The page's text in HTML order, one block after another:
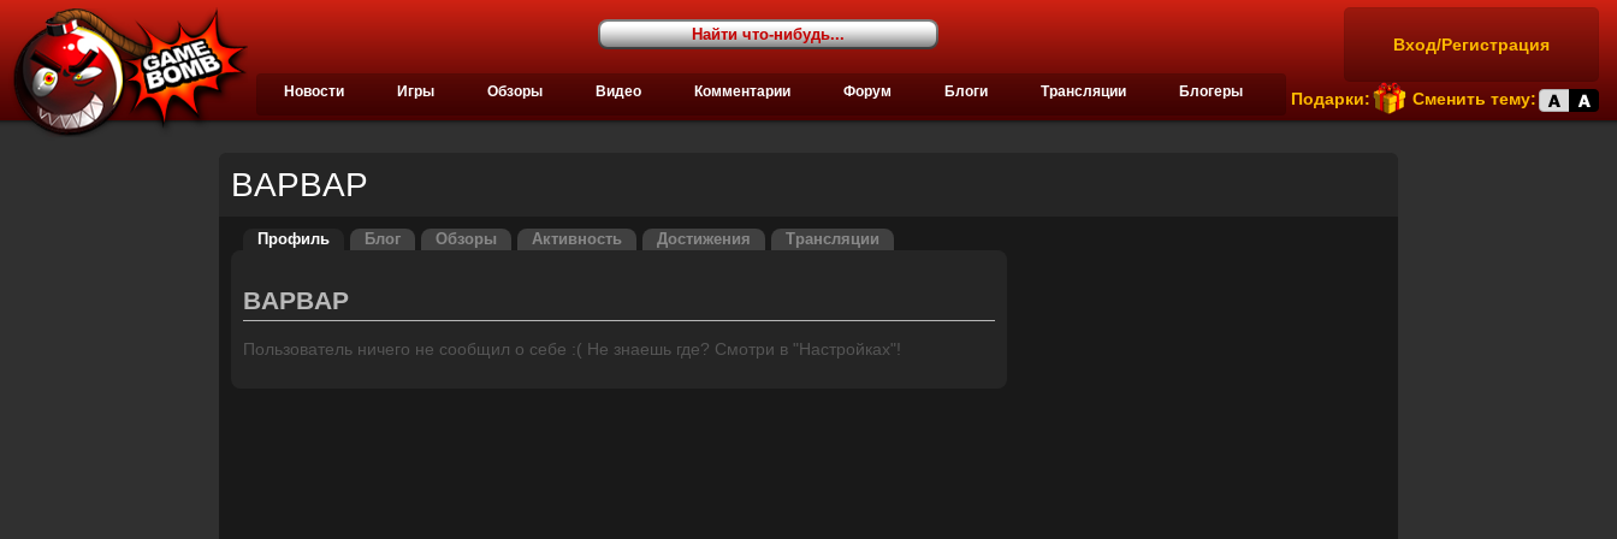
Вход/Регистрация
Подарки: Сменить тему:
Новости Игры Обзоры Видео Комментарии Форум Блоги Трансляции Блогеры
BAPBAP
Профиль Блог Обзоры Активность Достижения Трансляции
BAPBAP
Пользователь ничего не сообщил о себе :( Не знаешь где? Смотри в "Настройках"!